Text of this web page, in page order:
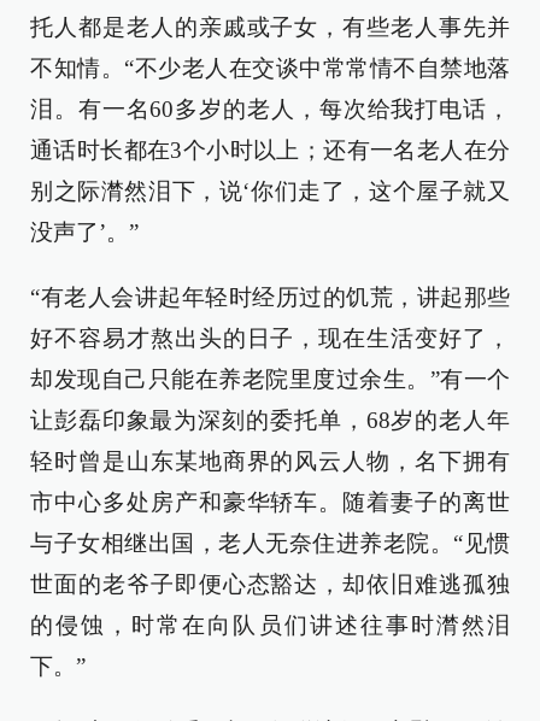
托人都是老人的亲戚或子女，有些老人事先并
不知情。“不少老人在交谈中常常情不自禁地落
泪。有一名60多岁的老人，每次给我打电话，
通话时长都在3个小时以上；还有一名老人在分
别之际潸然泪下，说‘你们走了，这个屋子就又
没声了’。”
“有老人会讲起年轻时经历过的饥荒，讲起那些
好不容易才熬出头的日子，现在生活变好了，
却发现自己只能在养老院里度过余生。”有一个
让彭磊印象最为深刻的委托单，68岁的老人年
轻时曾是山东某地商界的风云人物，名下拥有
市中心多处房产和豪华轿车。随着妻子的离世
与子女相继出国，老人无奈住进养老院。“见惯
世面的老爷子即便心态豁达，却依旧难逃孤独
的侵蚀，时常在向队员们讲述往事时潸然泪
下。”